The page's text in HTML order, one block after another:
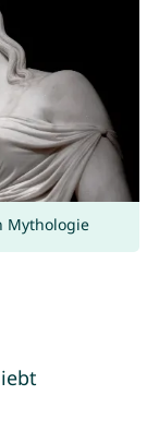
Mythologie